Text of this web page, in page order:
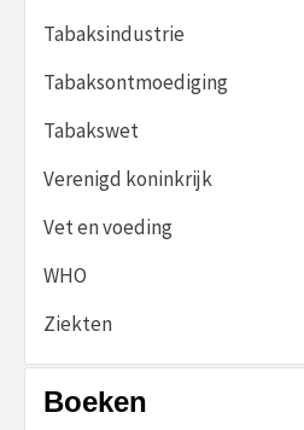
Tabaksindustrie
Tabaksontmoediging
Tabakswet
Verenigd koninkrijk
Vet en voeding
WHO
Ziekten
Boeken